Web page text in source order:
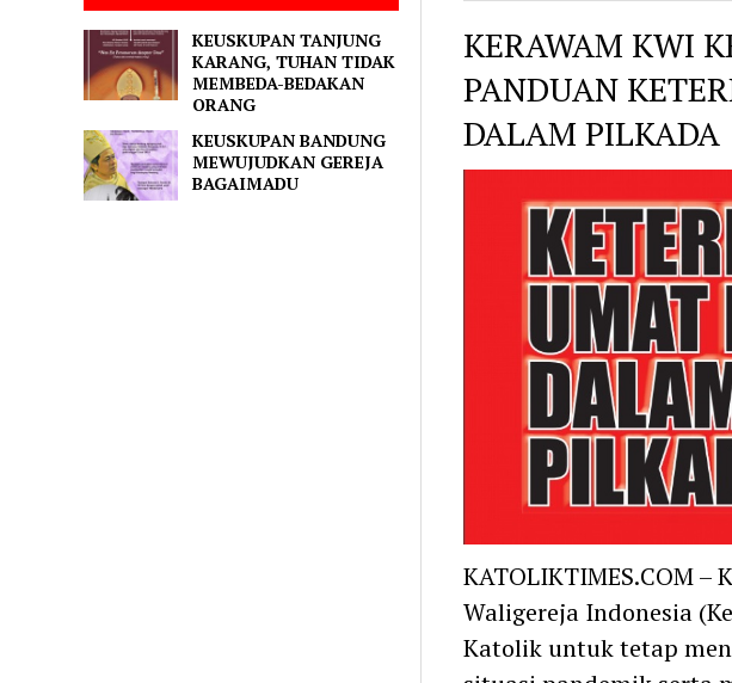
KEUSKUPAN TANJUNG
KARANG, TUHAN TIDAK
MEMBEDA-BEDAKAN
ORANG
KEUSKUPAN BANDUNG
MEWUJUDKAN GEREJA
BAGAIMADU
KERAWAM KWI
PANDUAN
DALAM PILKADA
KATOLIKTIMES.COM –
Waligereja Indonesia
Katolik untuk tetap